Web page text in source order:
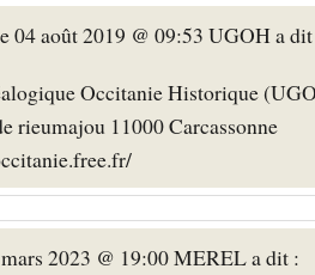
04 août 2019 @ 09:53 UGOH a
Occitanie Historique
rieumajou 11000 Carcassonne
2023 @ 19:00 MEREL a dit :